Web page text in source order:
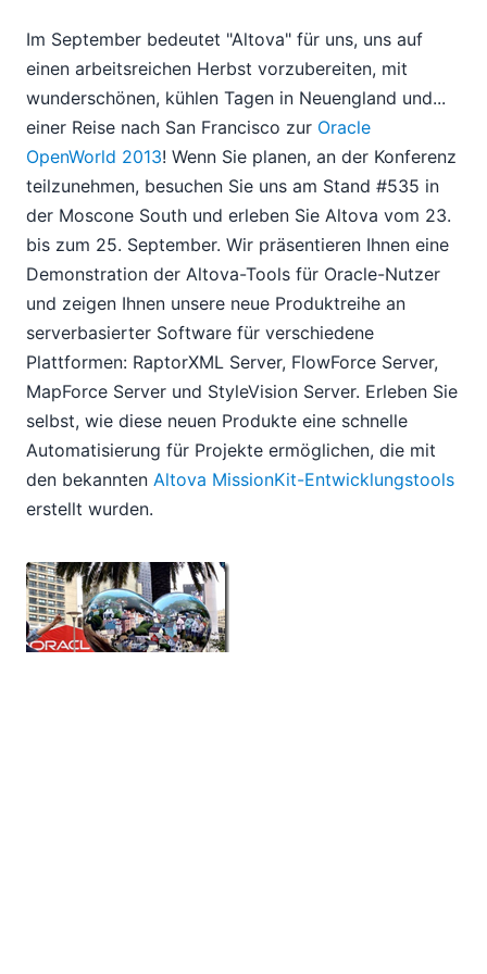
Im September bedeutet "Altova" für uns, uns auf
einen arbeitsreichen Herbst vorzubereiten, mit
wunderschönen, kühlen Tagen in Neuengland und...
einer Reise nach San Francisco zur Oracle
OpenWorld 2013! Wenn Sie planen, an der Konferenz
teilzunehmen, besuchen Sie uns am Stand #535 in
der Moscone South und erleben Sie Altova vom 23.
bis zum 25. September. Wir präsentieren Ihnen eine
Demonstration der Altova-Tools für Oracle-Nutzer
und zeigen Ihnen unsere neue Produktreihe an
serverbasierter Software für verschiedene
Plattformen: RaptorXML Server, FlowForce Server,
MapForce Server und StyleVision Server. Erleben Sie
selbst, wie diese neuen Produkte eine schnelle
Automatisierung für Projekte ermöglichen, die mit
den bekannten Altova MissionKit-Entwicklungstools
erstellt wurden.